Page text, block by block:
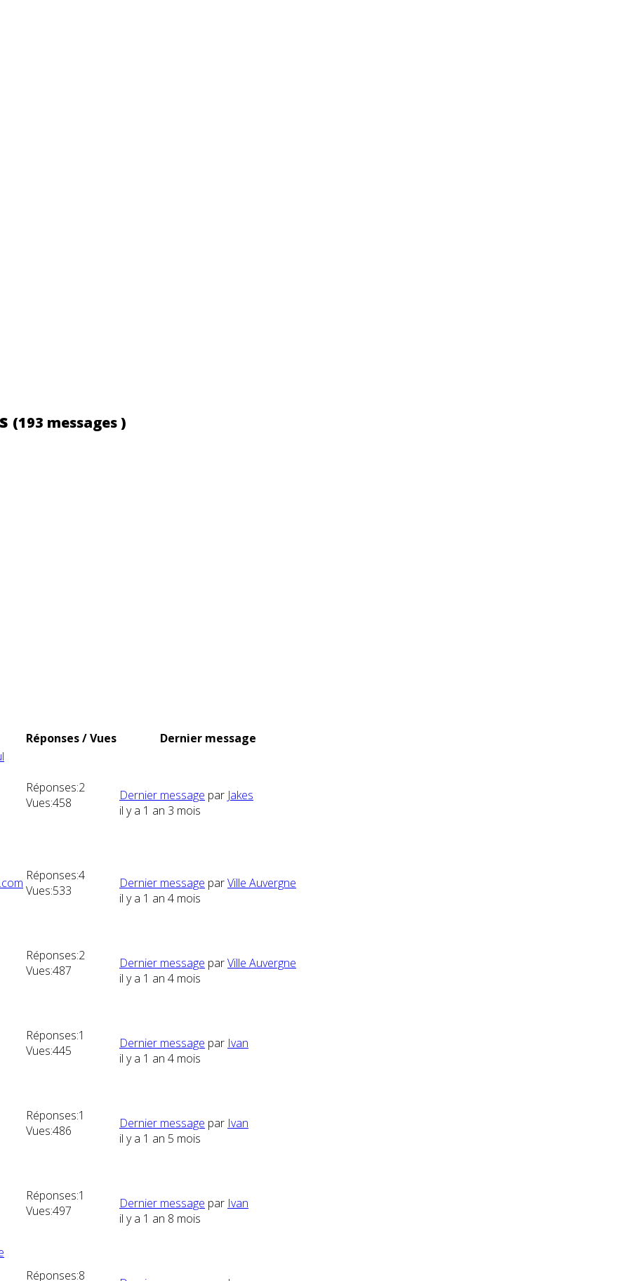
(193 messages )
Réponses / Vues
Dernier message
Réponses:2
Vues:458 Dernier message par Jakes
il y a 1 an 3 mois
Réponses:4
Vues:533 Dernier message parVille Auvergne
il y a 1 an 4 mois
Réponses:2
Vues:487 Dernier message parVille Auvergne
il y a 1 an 4 mois
Réponses:1
Vues:445 Dernier message par Ivan
il y a 1 an 4 mois
Réponses:1
Vues:486 Dernier message par Ivan
il y a 1 an 5 mois
Réponses:1
Vues:497 Dernier message par Ivan
il y a 1 an 8 mois
Réponses:8